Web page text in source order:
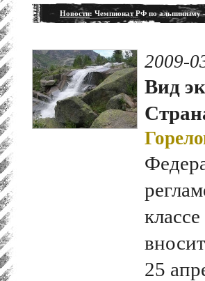
Новости: Чемпионат РФ по альпинизму
2009-
Вид
25